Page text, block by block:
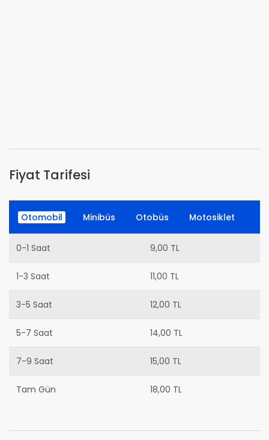
Fiyat Tarifesi
Otomobil Minibüs Otobüs Motosiklet
0-1 Saat 9,00 TL
1-3 Saat 11,00 TL
3-5 Saat 12,00 TL
5-7 Saat 14,00 TL
7-9 Saat 15,00 TL
Tam Gün 18,00 TL